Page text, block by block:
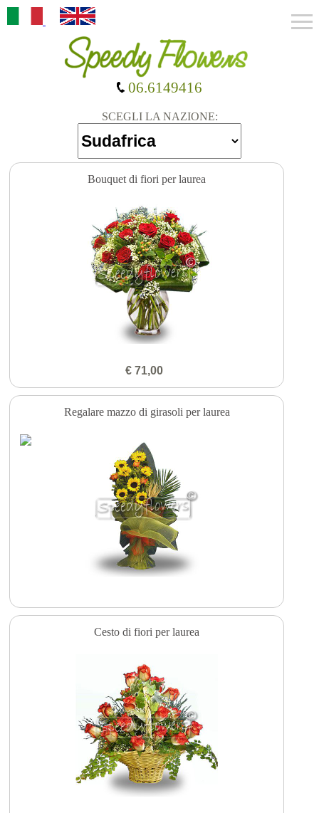
SCEGLI LA NAZIONE:
06.6149416
Bouquet di fiori per laurea
€ 71,00
Regalare mazzo di girasoli per laurea
Cesto di fiori per laurea